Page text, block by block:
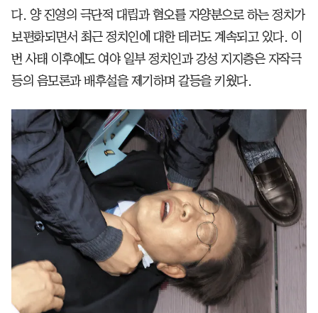
다. 양 진영의 극단적 대립과 혐오를 자양분으로 하는 정치가
보편화되면서 최근 정치인에 대한 테러도 계속되고 있다. 이
번 사태 이후에도 여야 일부 정치인과 강성 지지층은 자작극
등의 음모론과 배후설을 제기하며 갈등을 키웠다.